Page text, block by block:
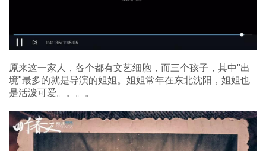
原来这一家人，各个都有文艺细胞，而三个孩子，其中"出
境"最多的就是导演的姐姐。姐姐常年在东北沈阳，姐姐也
是活泼可爱。。。。